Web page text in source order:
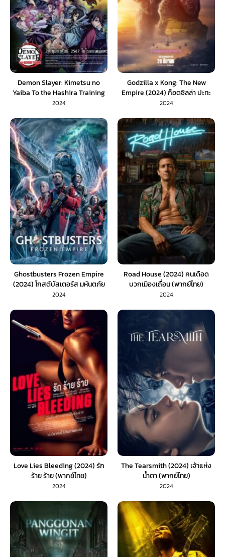
Demon Slayer: Kimetsu no
Yaiba To the Hashira Training
(2024) ดาบพิฆาตอสูร เดอะมูฟวี่
สอนของเสาหลัก
2024
Godzilla x Kong: The New
Empire (2024) ก็อดซิลล่า ปะทะ
คอง 2 อาณาจักรใหม่ (พากย์ไทย)
2024
Ghostbusters Frozen Empire
(2024) โกสต์บัสเตอร์ส มหันตภัย
เมืองเยือกแข็ง (พากย์ไทย)
2024
Road House (2024) คนเดือด
บวกเมืองเถื่อน (พากย์ไทย)
2024
Love Lies Bleeding (2024) รัก
ร้าย ร้าย (พากย์ไทย)
2024
The Tearsmith (2024) เจ้าแห่ง
น้ำตา (พากย์ไทย)
2024